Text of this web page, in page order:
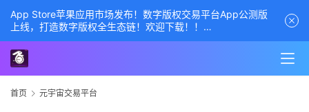
首页 元宇宙交易平台
App Store苹果应用市场发布！数字版权交易平台App公测版
上线，打造数字版权全生态链！欢迎下载！！
商务经理联系方式——数字版权交易平台